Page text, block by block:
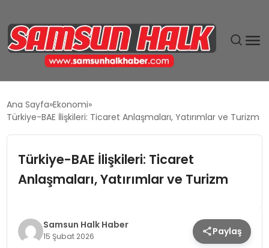
EKONOMI
GÜNDEM
MAGAZIN
Ana Sayfa Ekonomi
Türkiye-BAE İlişkileri: Ticaret Anlaşmaları, Yatırımlar ve Turizm
Türkiye-BAE İlişkileri: Ticaret
Anlaşmaları, Yatırımlar ve Turizm
Samsun Halk Haber
15 Şubat 2026 Paylaş